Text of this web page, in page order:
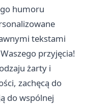
humoru
tekstami
przyjęcia!
żarty i
zachęcą do
do wspólnej